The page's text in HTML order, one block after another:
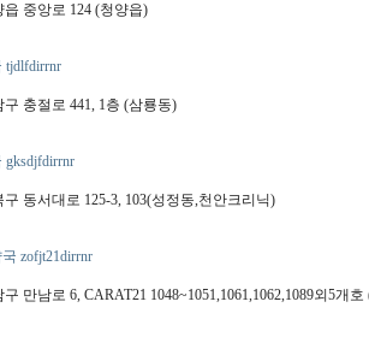
중앙로 124 (청양읍)
tjdlfdirrnr
충절로 441, 1층 (삼룡동)
gksdjfdirrnr
동서대로 125-3, 103(성정동,천안크리닉)
zofjt21dirrnr
만남로 6, CARAT21 1048~1051,1061,1062,1089외5개